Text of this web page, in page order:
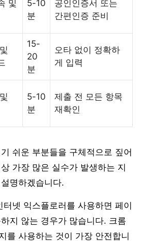
및
5-10
분
공인인증서 또는
간편인증 준비
15-
20
분
오타 없이 정확하
게 입력
5-10
분
제출 전 모든 항목
재확인
쉬운 부분들을 구체적으로 짚어
가장 많은 실수가 발생하는 지
명하겠습니다.
넷 익스플로러를 사용하면 페이
지 않는 경우가 많습니다. 크롬
를 사용하는 것이 가장 안전합니